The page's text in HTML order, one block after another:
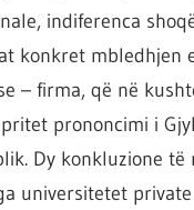
indiferenca
konkret mbledhjen
– firma, që në
prononcimi i
Dy konkluzione
universitetet